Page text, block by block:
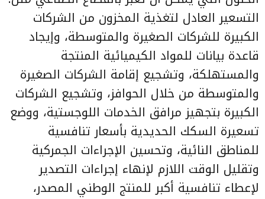
التسعير العادل لتغذية المخزون من الشركات
الكبيرة للشركات الصغيرة والمتوسطة، وإيجاد
قاعدة بيانات للمواد الكيميائية المنتجة
والمستهلكة، وتشجيع إقامة الشركات الصغيرة
والمتوسطة من خلال الحوافز، وتشجيع الشركات
الكبيرة بتجهيز مرافق الخدمات اللوجستية، ووضع
تسعيرة السكك الحديدية بأسعار تنافسية
للمناطق النائية، وتحسين الإجراءات الجمركية
وتقليل الوقت اللازم لإنهاء إجراءات التصدير
لإعطاء تنافسية أكبر للمنتج الوطني المصدر،